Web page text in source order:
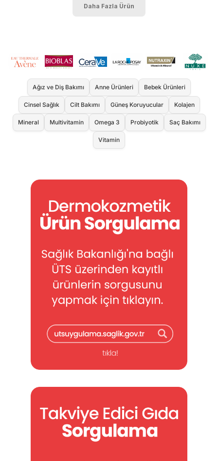
Daha Fazla Ürün
Ağız ve Diş Bakımı Anne Ürünleri Bebek Ürünleri
Cinsel Sağlık Cilt Bakımı Güneş Koruyucular Kolajen
Mineral Multivitamin Omega 3 Probiyotik Saç Bakımı
Vitamin